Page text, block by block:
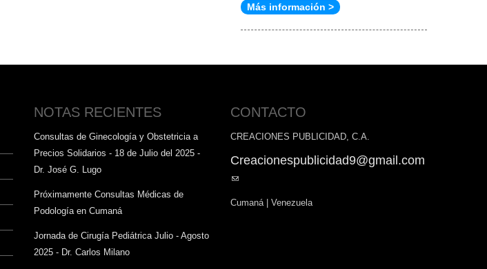
Más información >
NOTAS RECIENTES
Consultas de Ginecología y Obstetricia a
Precios Solidarios - 18 de Julio del 2025 -
Dr. José G. Lugo
Próximamente Consultas Médicas de
Podología en Cumaná
Jornada de Cirugía Pediátrica Julio - Agosto
2025 - Dr. Carlos Milano
CONTACTO
CREACIONES PUBLICIDAD, C.A.
Creacionespublicidad9@gmail.com
(link
Cumaná | Venezuela